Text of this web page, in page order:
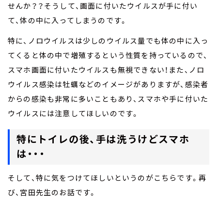
せんか？？そうして、画面に付いたウイルスが手に付い
て、体の中に入ってしまうのです。
特に、ノロウイルスは少しのウイルス量でも体の中に入っ
てくると体の中で増殖するという性質を持っているので、
スマホ画面に付いたウイルスも無視できない！また、ノロ
ウイルス感染は牡蠣などのイメージがありますが、感染者
からの感染も非常に多いこともあり、スマホや手に付いた
ウイルスには注意してほしいのです。
特にトイレの後、手は洗うけどスマホ
は・・・
そして、特に気をつけてほしいというのがこちらです。再
び、宮田先生のお話です。